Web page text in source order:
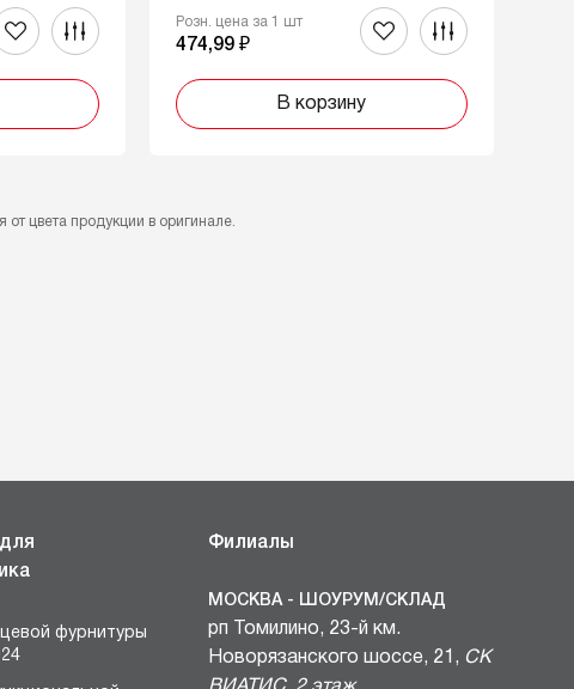
Розн. цена за 1 шт
474,99 ₽
В корзину
цвета продукции в оригинале.
фурнитуры
Филиалы
МОСКВА - ШОУРУМ/СКЛАД
рп Томилино, 23-й км.
Новорязанского шоссе, 21, СК